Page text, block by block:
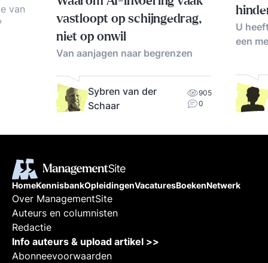
van
en
vastloopt op schijngedrag,
niet op onwil
Van aanjagen naar begrenzen
Sybren van der
Schaar
905
0
U
een
HomeKennisbankOpleidingenVacaturesBoekenNetwerk
Over ManagementSite
Auteurs en columnisten
Redactie
Info auteurs & upload artikel >>
Abonneevoorwaarden